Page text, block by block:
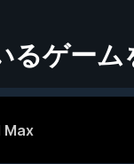
るゲー
Max